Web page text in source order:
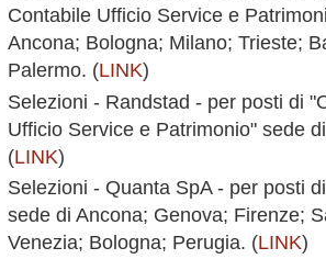
Contabile Ufficio Service e
Ancona; Bologna; Milano; Trieste;
Palermo. (LINK)
Selezioni - Randstad - per posti di
Ufficio Service e Patrimonio" sede
(LINK)
Selezioni - Quanta SpA - per posti
sede di Ancona; Genova; Firenze;
Venezia; Bologna; Perugia. (LINK)